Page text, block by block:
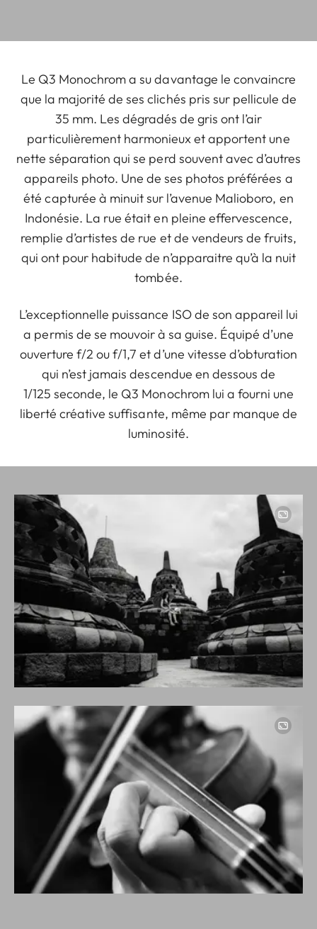
Le Q3 Monochrom a su davantage le convaincre
que la majorité de ses clichés pris sur pellicule de
35 mm. Les dégradés de gris ont l’air
particulièrement harmonieux et apportent une
nette séparation qui se perd souvent avec d’autres
appareils photo. Une de ses photos préférées a
été capturée à minuit sur l’avenue Malioboro, en
Indonésie. La rue était en pleine effervescence,
remplie d’artistes de rue et de vendeurs de fruits,
qui ont pour habitude de n’apparaitre qu’à la nuit
tombée.
L’exceptionnelle puissance ISO de son appareil lui
a permis de se mouvoir à sa guise. Équipé d’une
ouverture f/2 ou f/1,7 et d’une vitesse d’obturation
qui n’est jamais descendue en dessous de
1/125 seconde, le Q3 Monochrom lui a fourni une
liberté créative suffisante, même par manque de
luminosité.
Image